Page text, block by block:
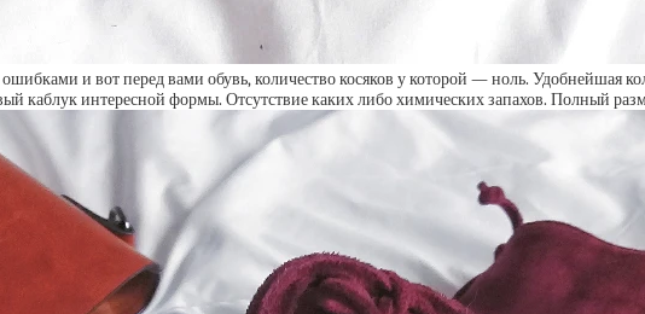
и вот перед вами обувь, количество косяков у которой — ноль. Удобнейшая
каблук интересной формы. Отсутствие каких либо химических запахов. Полный